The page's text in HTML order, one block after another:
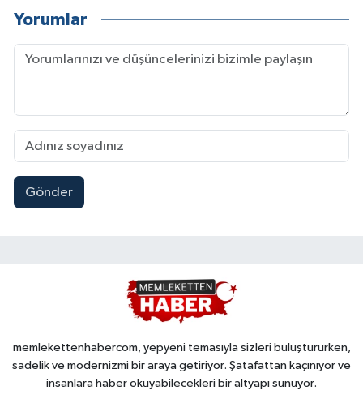
Yorumlar
Gönder
memlekettenhabercom, yepyeni temasıyla sizleri buluştururken,
sadelik ve modernizmi bir araya getiriyor. Şatafattan kaçınıyor ve
insanlara haber okuyabilecekleri bir altyapı sunuyor.